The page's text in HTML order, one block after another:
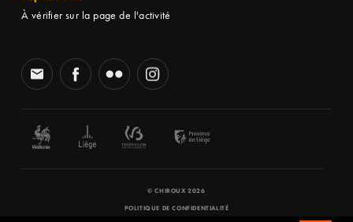
À vérifier sur la page de l'activité
© CHIROUX 2026
POLITIQUE DE CONFIDENTIALITÉ